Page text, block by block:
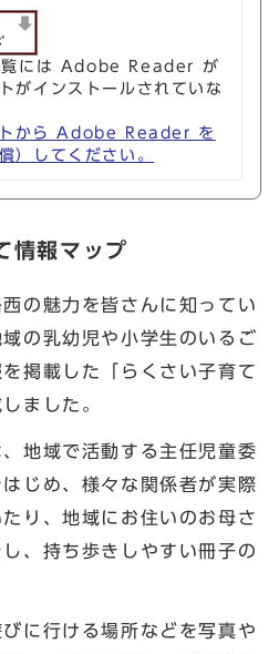
覧には Adobe Reader が
がインストールされていな
から Adobe Reader を
）してください。
情報マップ
の魅力を皆さんに知ってい
の乳幼児や小学生のいるご
掲載した「らくさい子育て
ました。
地域で活動する主任児童委
じめ、様々な関係者が実際
り、地域にお住いのお母さ
、持ち歩きしやすい冊子の
に行ける場所などを写真や